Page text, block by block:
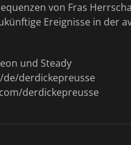
von Fras
Ereignisse in der
und Steady
derdickepreusse
derdickepreusse